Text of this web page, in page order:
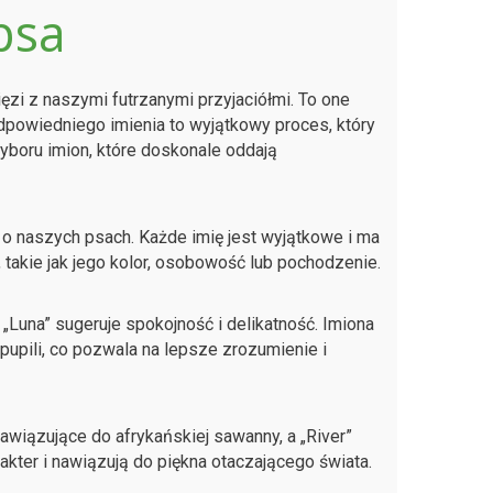
z naszymi futrzanymi przyjaciółmi. To one
imienia to wyjątkowy proces, który
imion, które doskonale oddają
psach. Każde imię jest wyjątkowe i ma
jak jego kolor, osobowość lub pochodzenie.
sugeruje spokojność i delikatność. Imiona
co pozwala na lepsze zrozumienie i
do afrykańskiej sawanny, a „River”
i nawiązują do piękna otaczającego świata.